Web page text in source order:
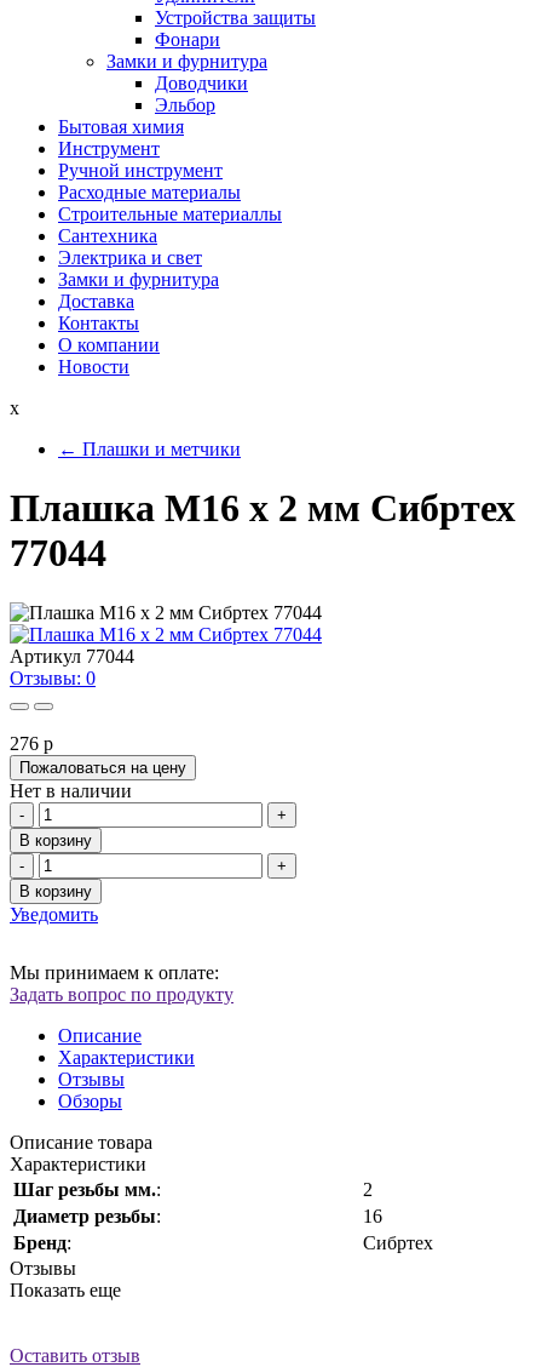
Устройства защиты
Фонари
Замки и фурнитура
Доводчики
Эльбор
Бытовая химия
Инструмент
Ручной инструмент
Расходные материалы
Строительные материаллы
Сантехника
Электрика и свет
Замки и фурнитура
Доставка
Контакты
О компании
Новости
x
← Плашки и метчики
Плашка М16 х 2 мм Сибртех
77044
Артикул 77044
Отзывы: 0
276 p
Пожаловаться на цену
Нет в наличии
-
+
В корзину
-
+
В корзину
Уведомить
Мы принимаем к оплате:
Задать вопрос по продукту
Описание
Характеристики
Отзывы
Обзоры
Описание товара
Характеристики
Шаг резьбы мм.:
2
Диаметр резьбы:
16
Бренд:
Сибртех
Отзывы
Показать еще
Оставить отзыв